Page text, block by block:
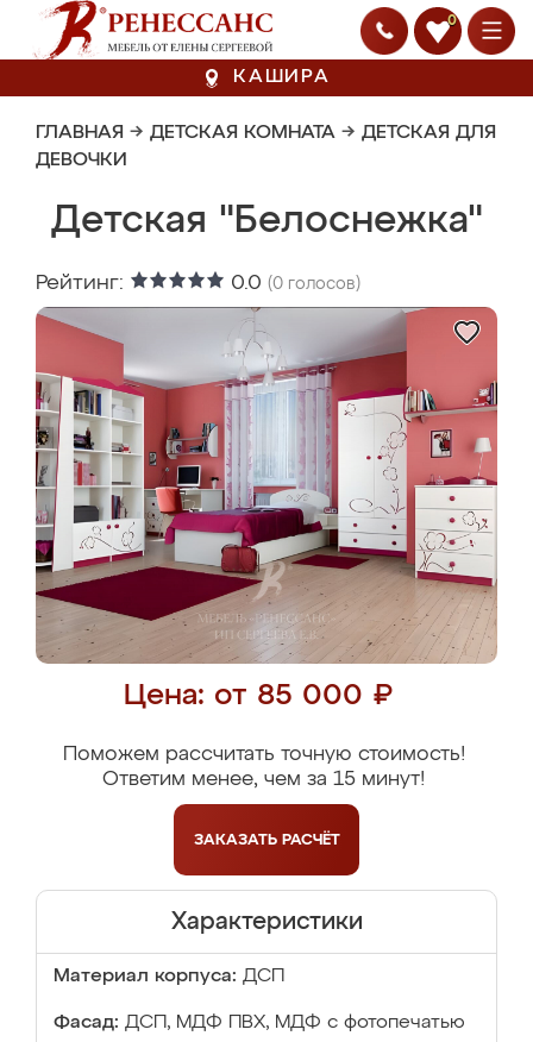
0
КАШИРА
ГЛАВНАЯ → ДЕТСКАЯ КОМНАТА → ДЕТСКАЯ ДЛЯ
ДЕВОЧКИ
Детская "Белоснежка"
Рейтинг: 0.0 (0 голосов)
Цена: от 85 000 ₽
Поможем рассчитать точную стоимость!
Ответим менее, чем за 15 минут!
ЗАКАЗАТЬ РАСЧЁТ
Характеристики
Материал корпуса: ДСП
Фасад: ДСП, МДФ ПВХ, МДФ с фотопечатью